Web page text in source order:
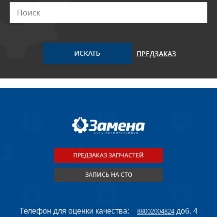
ПРЕДЗАКАЗ
ПРЕДЗАКАЗ ЗАПЧАСТЕЙ
ЗАПИСЬ НА СТО
Телефон для оценки качества: 88002004824доб. 4